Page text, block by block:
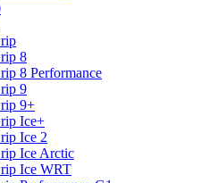
8
8 Performance
9
9+
Ice+
Ice 2
Ice Arctic
Ice WRT